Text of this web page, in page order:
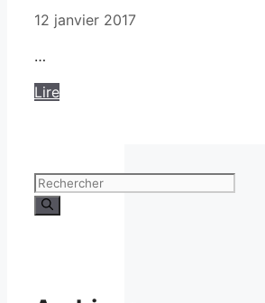
12 janvier 2017
…
Lire
Rechercher :